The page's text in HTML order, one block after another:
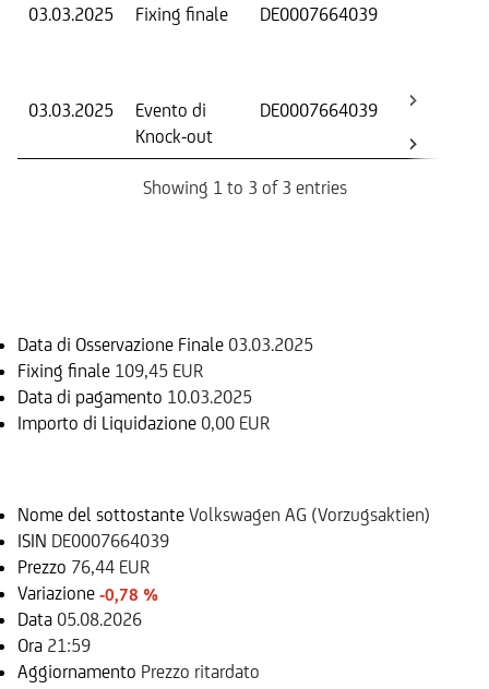
03.03.2025 Fixing finale DE0007664039
03.03.2025
Evento di
Knock-out
DE0007664039
Showing 1 to 3 of 3 entries
Data di Osservazione Finale 03.03.2025
Fixing finale 109,45 EUR
Data di pagamento 10.03.2025
Importo di Liquidazione 0,00 EUR
Nome del sottostante Volkswagen AG (Vorzugsaktien)
ISIN DE0007664039
Prezzo 76,44 EUR
Variazione -0,78 %
Data 05.08.2026
Ora 21:59
Aggiornamento Prezzo ritardato